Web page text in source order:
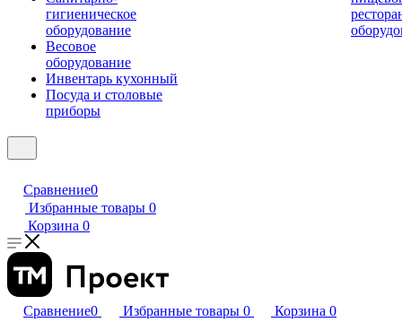
гигиеническое
оборудование
Весовое
оборудование
Инвентарь кухонный
Посуда и столовые
приборы
Сравнение0
Избранные товары 0
Корзина 0
Сравнение0 Избранные товары 0 Корзина 0